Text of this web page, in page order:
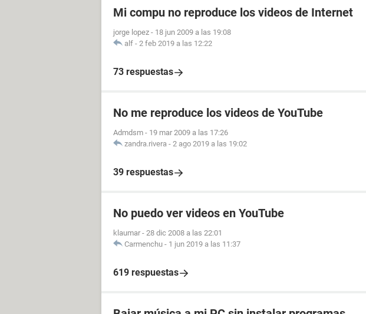
Mi compu no reproduce los videos de Internet
jorge lopez - 18 jun 2009 a las 19:08
alf - 2 feb 2019 a las 12:22
73 respuestas
No me reproduce los videos de YouTube
Admdsm - 19 mar 2009 a las 17:26
zandra.rivera - 2 ago 2019 a las 19:02
39 respuestas
No puedo ver videos en YouTube
klaumar - 28 dic 2008 a las 22:01
Carmenchu - 1 jun 2019 a las 11:37
619 respuestas